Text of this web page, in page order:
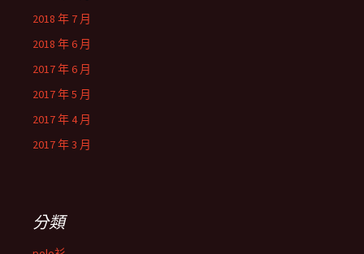
2018 年 7 月
2018 年 6 月
2017 年 6 月
2017 年 5 月
2017 年 4 月
2017 年 3 月
分類